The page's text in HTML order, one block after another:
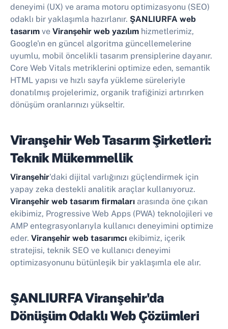
deneyimi (UX) ve arama motoru optimizasyonu (SEO)
odaklı bir yaklaşımla hazırlanır. ŞANLIURFA web
tasarım ve Viranşehir web yazılım hizmetlerimiz,
Google'ın en güncel algoritma güncellemelerine
uyumlu, mobil öncelikli tasarım prensiplerine dayanır.
Core Web Vitals metriklerini optimize eden, semantik
HTML yapısı ve hızlı sayfa yükleme süreleriyle
donatılmış projelerimiz, organik trafiğinizi artırırken
dönüşüm oranlarınızı yükseltir.
Viranşehir Web Tasarım Şirketleri:
Teknik Mükemmellik
Viranşehir'daki dijital varlığınızı güçlendirmek için
yapay zeka destekli analitik araçlar kullanıyoruz.
Viranşehir web tasarım firmaları arasında öne çıkan
ekibimiz, Progressive Web Apps (PWA) teknolojileri ve
AMP entegrasyonlarıyla kullanıcı deneyimini optimize
eder. Viranşehir web tasarımcı ekibimiz, içerik
stratejisi, teknik SEO ve kullanıcı deneyimi
optimizasyonunu bütünleşik bir yaklaşımla ele alır.
ŞANLIURFA Viranşehir'da
Dönüşüm Odaklı Web Çözümleri